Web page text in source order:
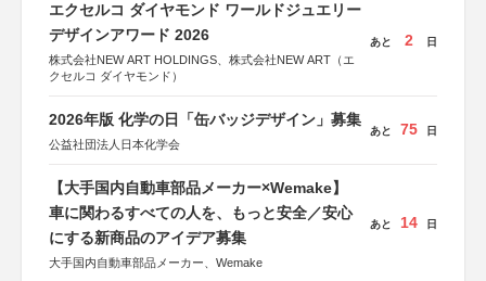
エクセルコ ダイヤモンド ワールドジュエリー
デザインアワード 2026
株式会社NEW ART HOLDINGS、株式会社NEW ART（エ
クセルコ ダイヤモンド）
あと 2 日
2026年版 化学の日「缶バッジデザイン」募集
公益社団法人日本化学会
あと 75 日
【大手国内自動車部品メーカー×Wemake】
車に関わるすべての人を、もっと安全／安心
にする新商品のアイデア募集
大手国内自動車部品メーカー、Wemake
あと 14 日